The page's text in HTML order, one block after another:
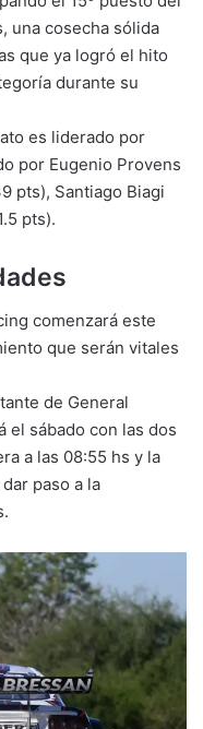
una cosecha sólida
que ya logró el hito
durante su
es liderado por
por Eugenio Provens
pts), Santiago Biagi
pts).
comenzará este
que serán vitales
de General
el sábado con las dos
a las 08:55 hs y la
paso a la